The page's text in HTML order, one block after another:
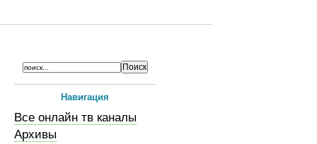
Навигация
Все онлайн тв каналы
Архивы